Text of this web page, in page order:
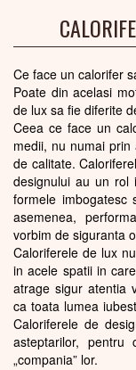
Ce face un calorifer
Poate din acelasi
de lux sa fie diferite
Ceea ce face un
medii, nu numai
de calitate.
designului au un rol
formele
asemenea,
vorbim de siguranta
Caloriferele de lux
in acele spatii in
atrage sigur atentia
ca toata lumea
Caloriferele de
asteptarilor,
„compania” lor.